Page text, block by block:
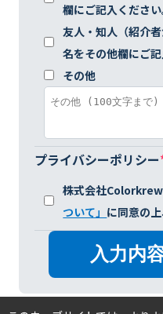
欄にご記入ください
友人・知人（紹介
名をその他欄にご記
その他
プライバシーポリシー
株式会社
ついて」 に同意の